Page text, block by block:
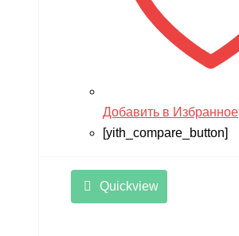
Добавить в Избранное
[yith_compare_button]
Quickview